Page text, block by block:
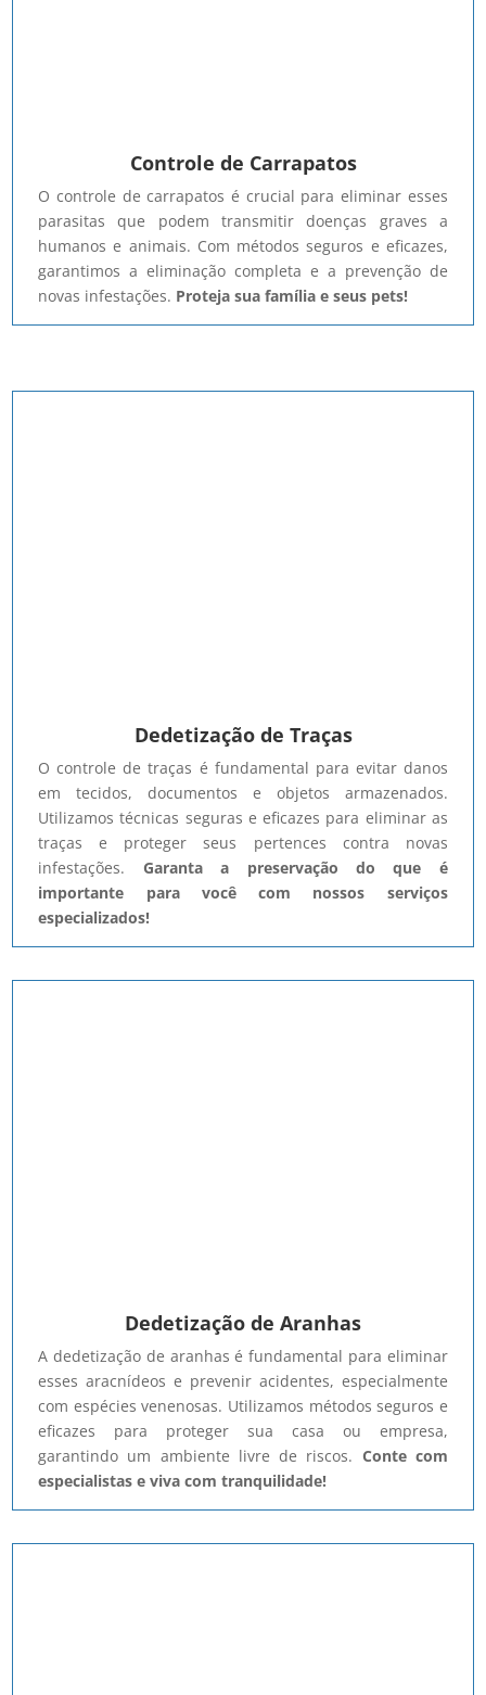
Controle de Carrapatos
O controle de carrapatos é crucial para eliminar esses
parasitas que podem transmitir doenças graves a
humanos e animais. Com métodos seguros e eficazes,
garantimos a eliminação completa e a prevenção de
novas infestações. Proteja sua família e seus pets!
Dedetização de Traças
O controle de traças é fundamental para evitar danos
em tecidos, documentos e objetos armazenados.
Utilizamos técnicas seguras e eficazes para eliminar as
traças e proteger seus pertences contra novas
infestações. Garanta a preservação do que é
importante para você com nossos serviços
especializados!
Dedetização de Aranhas
A dedetização de aranhas é fundamental para eliminar
esses aracnídeos e prevenir acidentes, especialmente
com espécies venenosas. Utilizamos métodos seguros e
eficazes para proteger sua casa ou empresa,
garantindo um ambiente livre de riscos. Conte com
especialistas e viva com tranquilidade!